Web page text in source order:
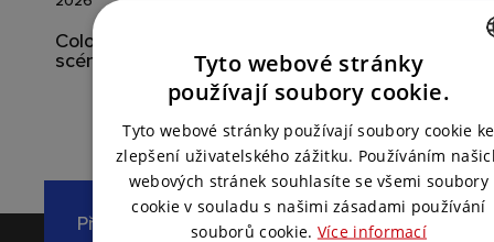
Colours of Ostrava: kompletní video řešení pro
scény i konferenční program
Přihlaste se k odběru novinek
ENGLISH
Tyto webové stránky
používají soubory cookie.
Tyto webové stránky používají soubory cookie ke
zlepšení uživatelského zážitku. Používáním
webových stránek souhlasíte se všemi soubory
cookie v souladu s našimi zásadami používání
souborů cookie. Více informací